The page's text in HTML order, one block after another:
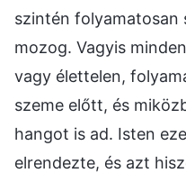
szintén folyamatosan
mozog. Vagyis
vagy élettelen,
szeme előtt, és
hangot is ad. Isten
elrendezte, és azt